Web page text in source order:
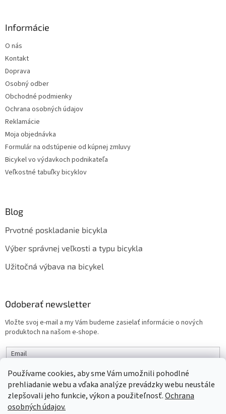
Používame cookies, aby sme Vám umožnili pohodlné
prehliadanie webu a vďaka analýze prevádzky webu neustále
zlepšovali jeho funkcie, výkon a použiteľnosť.Ochrana
osobných údajov.
Informácie
O nás
Kontakt
Doprava
Osobný odber
Obchodné podmienky
Ochrana osobných údajov
Reklamácie
Moja objednávka
Formulár na odstúpenie od kúpnej zmluvy
Bicykel vo výdavkoch podnikateľa
Veľkostné tabuľky bicyklov
Blog
Prvotné poskladanie bicykla
Výber správnej veľkosti a typu bicykla
Užitočná výbava na bicykel
Odoberať newsletter
Vložte svoj e-mail a my Vám budeme zasielať informácie o nových
produktoch na našom e-shope.
Email
PRIHLÁSIŤ SA